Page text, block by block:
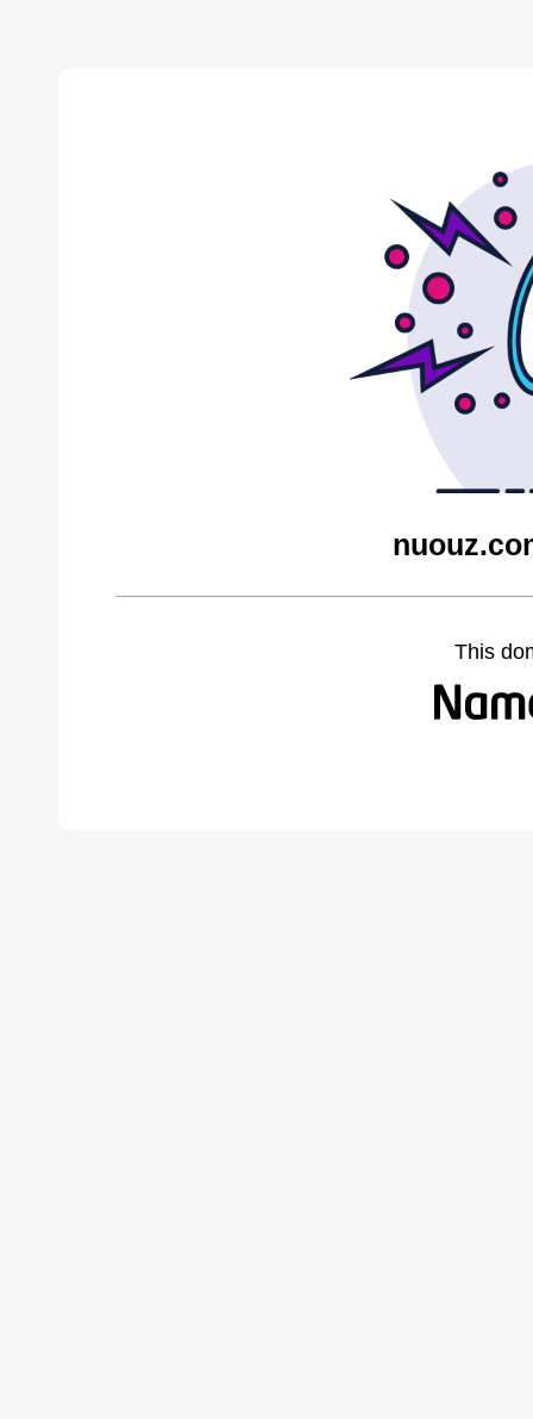
This